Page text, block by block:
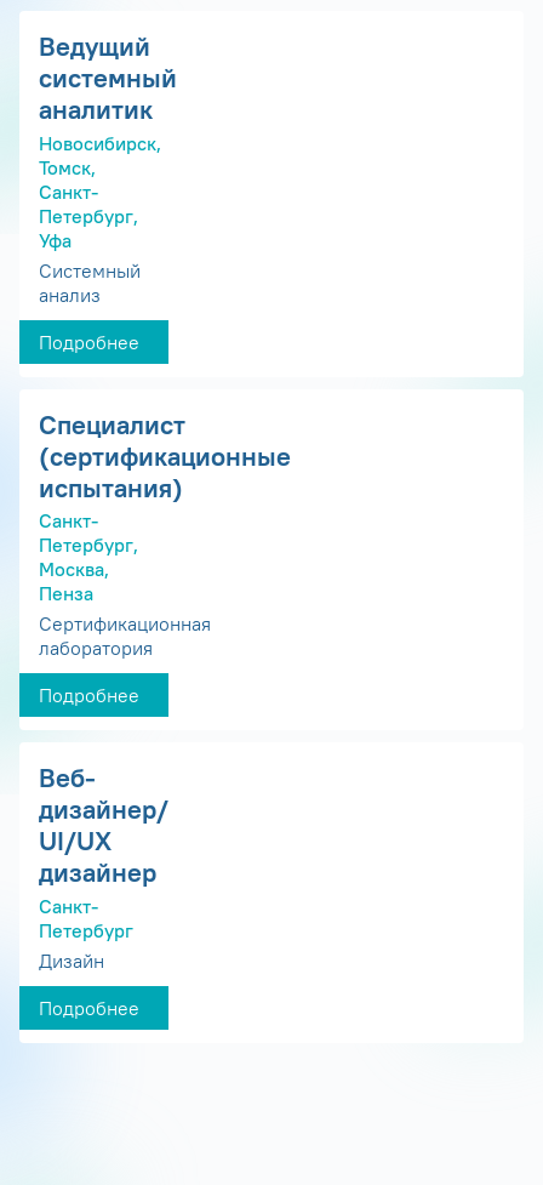
Ведущий
системный
аналитик
Новосибирск,
Томск,
Санкт-
Петербург,
Уфа
Системный
анализ
Подробнее
Специалист
(сертификационные
испытания)
Санкт-
Петербург,
Москва,
Пенза
Сертификационная
лаборатория
Подробнее
Веб-
дизайнер/
UI/UX
дизайнер
Санкт-
Петербург
Дизайн
Подробнее